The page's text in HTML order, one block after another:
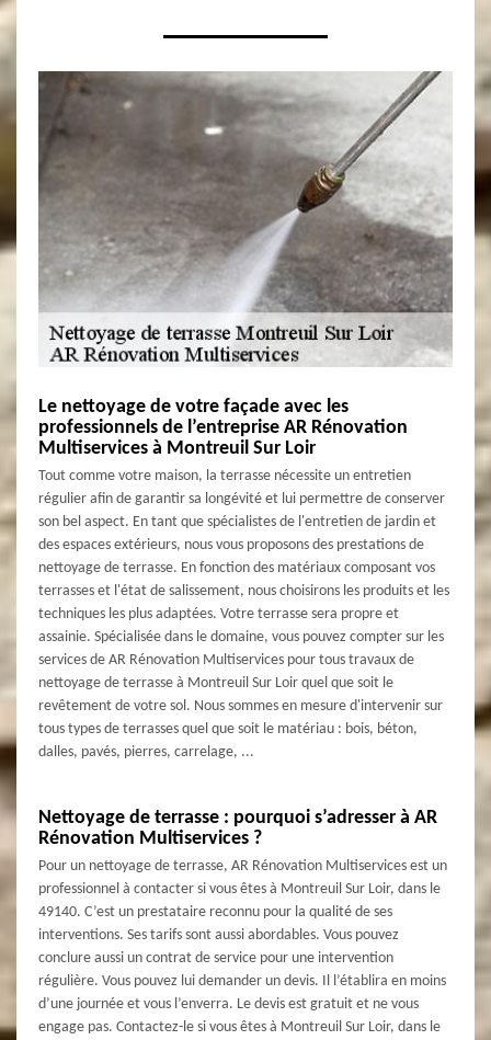
Le nettoyage de votre façade avec les
professionnels de l’entreprise AR Rénovation
Multiservices à Montreuil Sur Loir
Tout comme votre maison, la terrasse nécessite un entretien
régulier afin de garantir sa longévité et lui permettre de conserver
son bel aspect. En tant que spécialistes de l'entretien de jardin et
des espaces extérieurs, nous vous proposons des prestations de
nettoyage de terrasse. En fonction des matériaux composant vos
terrasses et l'état de salissement, nous choisirons les produits et les
techniques les plus adaptées. Votre terrasse sera propre et
assainie. Spécialisée dans le domaine, vous pouvez compter sur les
services de AR Rénovation Multiservices pour tous travaux de
nettoyage de terrasse à Montreuil Sur Loir quel que soit le
revêtement de votre sol. Nous sommes en mesure d'intervenir sur
tous types de terrasses quel que soit le matériau : bois, béton,
dalles, pavés, pierres, carrelage, ...
Nettoyage de terrasse : pourquoi s’adresser à AR
Rénovation Multiservices ?
Pour un nettoyage de terrasse, AR Rénovation Multiservices est un
professionnel à contacter si vous êtes à Montreuil Sur Loir, dans le
49140. C’est un prestataire reconnu pour la qualité de ses
interventions. Ses tarifs sont aussi abordables. Vous pouvez
conclure aussi un contrat de service pour une intervention
régulière. Vous pouvez lui demander un devis. Il l’établira en moins
d’une journée et vous l’enverra. Le devis est gratuit et ne vous
engage pas. Contactez-le si vous êtes à Montreuil Sur Loir, dans le